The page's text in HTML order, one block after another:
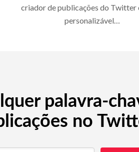
criador de publicações do Twitter
personalizável…
palavra-
no